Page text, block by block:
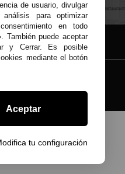
de usuario, divulgar
para optimizar
en todo
También puede aceptar
y Cerrar. Es posible
mediante el botón
Aceptar
tu configuración